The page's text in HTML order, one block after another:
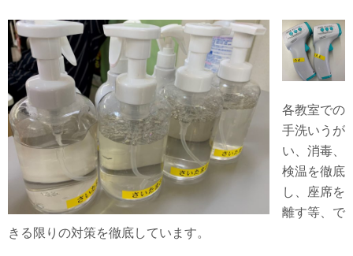
各教室での
手洗いうが
い、消毒、
検温を徹底
し、座席を
離す等、で
きる限りの対策を徹底しています。